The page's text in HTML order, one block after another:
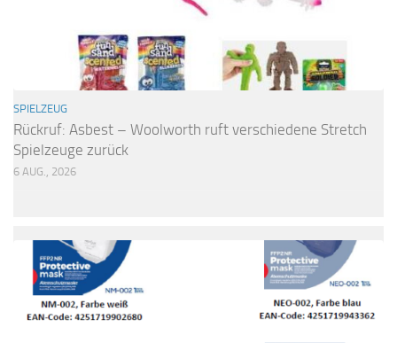
SPIELZEUG
Rückruf: Asbest – Woolworth ruft verschiedene Stretch
Spielzeuge zurück
6 AUG., 2026